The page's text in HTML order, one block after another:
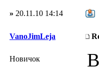
» 20.11.10 14:14
VanoJimLeja
Новичок